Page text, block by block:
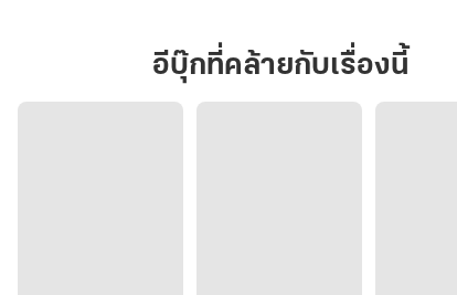
รัก
อีบุ๊กที่คล้ายกับเรื่องนี้